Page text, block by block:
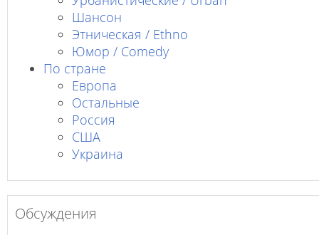
Шансон
Этническая / Ethno
Юмор / Comedy
По стране
Европа
Остальные
Россия
США
Украина
Обсуждения